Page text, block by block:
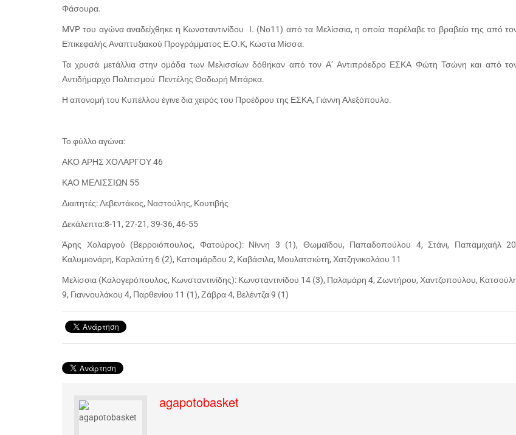
Φάσουρα.
MVP του αγώνα αναδείχθηκε η Κωνσταντινίδου Ι. (Νο11) από τα Μελίσσια, η οποία παρέλαβε το βραβείο της από
Επικεφαλής Αναπτυξιακού Προγράμματος Ε.Ο.Κ, Κώστα Μίσσα.
Τα χρυσά μετάλλια στην ομάδα των Μελισσίων δόθηκαν από τον Α’ Αντιπρόεδρο ΕΣΚΑ Φώτη Τσώνη και από
Αντιδήμαρχο Πολιτισμού Πεντέλης Θοδωρή Μπάρκα.
Η απονομή του Κυπέλλου έγινε δια χειρός του Προέδρου της ΕΣΚΑ, Γιάννη Αλεξόπουλο.
Το φύλλο αγώνα:
ΑΚΟ ΑΡΗΣ ΧΟΛΑΡΓΟΥ 46
ΚΑΟ ΜΕΛΙΣΣΙΩΝ 55
Διαιτητές: Λεβεντάκος, Ναστούλης, Κουτιβής
Δεκάλεπτα:8-11, 27-21, 39-36, 46-55
Άρης Χολαργού (Βερροιόπουλος, Φατούρος): Νίννη 3 (1), Θωμαϊδου, Παπαδοπούλου 4, Στάνι, Παπαμιχαήλ
Καλυμιονάρη, Καρλαύτη 6 (2), Κατσιμάρδου 2, Καβάσιλα, Μουλατσιώτη, Χατζηνικολάου 11
Μελίσσια (Καλογερόπουλος, Κωνσταντινίδης): Κωνσταντινίδου 14 (3), Παλαμάρη 4, Ζωντήρου, Χαντζοπούλου,
9, Γιαννουλάκου 4, Παρθενίου 11 (1), Ζάβρα 4, Βελέντζα 9 (1)
agapotobasket